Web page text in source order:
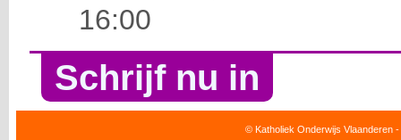
16:00
Schrijf nu in
© Katholiek Onderwijs Vlaanderen